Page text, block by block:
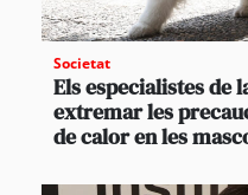
Societat
Els especialistes de
extremar les
de calor en les